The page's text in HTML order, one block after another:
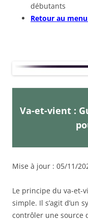
débutants
Retour au
Va-et-vient :
Mise à jour : 05/11/
Le principe du va-et-
simple. Il s’agit d’un
contrôler une source